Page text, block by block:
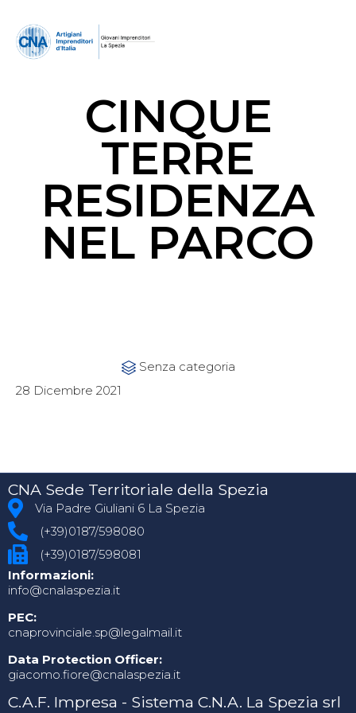
CINQUE
TERRE
RESIDENZA
NEL PARCO
 Category
Senza categoria
28 Dicembre 2021
CNA Sede Territoriale della Spezia
Via Padre Giuliani 6 La Spezia
(+39)0187/598080
(+39)0187/598081
Informazioni:
info@cnalaspezia.it
PEC:
cnaprovinciale.sp@legalmail.it
Data Protection Officer:
giacomo.fiore@cnalaspezia.it
C.A.F. Impresa - Sistema C.N.A. La Spezia srl